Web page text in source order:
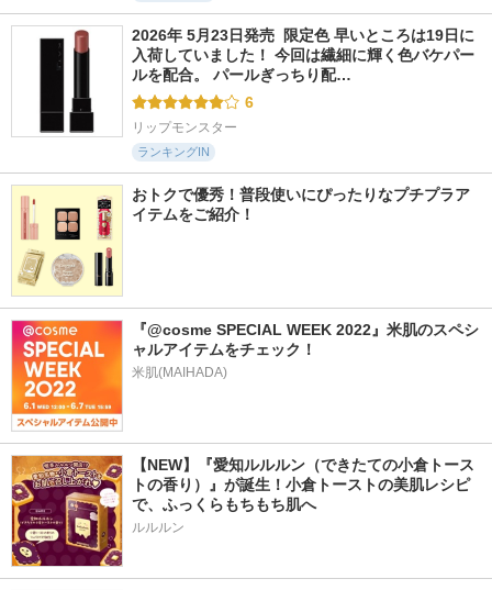
2026年 5月23日発売  限定色 早いところは19日に
入荷していました！ 今回は繊細に輝く色バケパー
ルを配合。 パールぎっちり配…
6
リップモンスター
ランキングIN
おトクで優秀！普段使いにぴったりなプチプラア
イテムをご紹介！
『@cosme SPECIAL WEEK 2022』米肌のスペシ
ャルアイテムをチェック！
米肌(MAIHADA)
【NEW】『愛知ルルルン（できたての小倉トース
トの香り）』が誕生！小倉トーストの美肌レシピ
で、ふっくらもちもち肌へ
ルルルン